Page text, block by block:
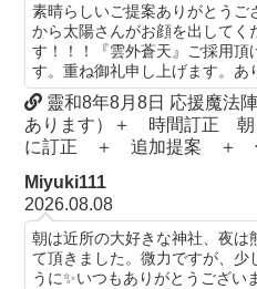
素晴らしいご提案ありがとうご
から太陽さんがお顔を出してく
す！！！『雲外蒼天』ご採用頂
す。重ね御礼申し上げます。あ
靈和8年8月8日 応援魔法
あります）＋ 時間訂正 朝
に訂正 ＋ 追加提案 ＋
Miyuki111
2026.08.08
朝は近所の大好きな神社、夜は
て頂きました。微力ですが、少
うに✨いつもありがとうござい